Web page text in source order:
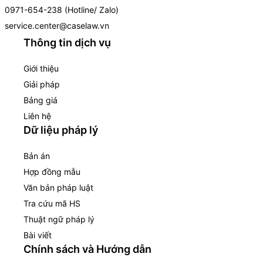
0971-654-238 (Hotline/ Zalo)
service.center@caselaw.vn
Thông tin dịch vụ
Giới thiệu
Giải pháp
Bảng giá
Liên hệ
Dữ liệu pháp lý
Bản án
Hợp đồng mẫu
Văn bản pháp luật
Tra cứu mã HS
Thuật ngữ pháp lý
Bài viết
Chính sách và Hướng dẫn